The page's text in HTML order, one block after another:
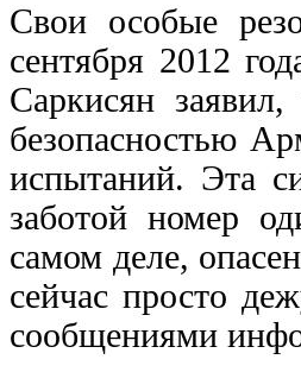
Свои особые
сентября 2012
Саркисян
безопасностью
испытаний. Эта
заботой номер
самом деле,
сейчас просто
сообщениями